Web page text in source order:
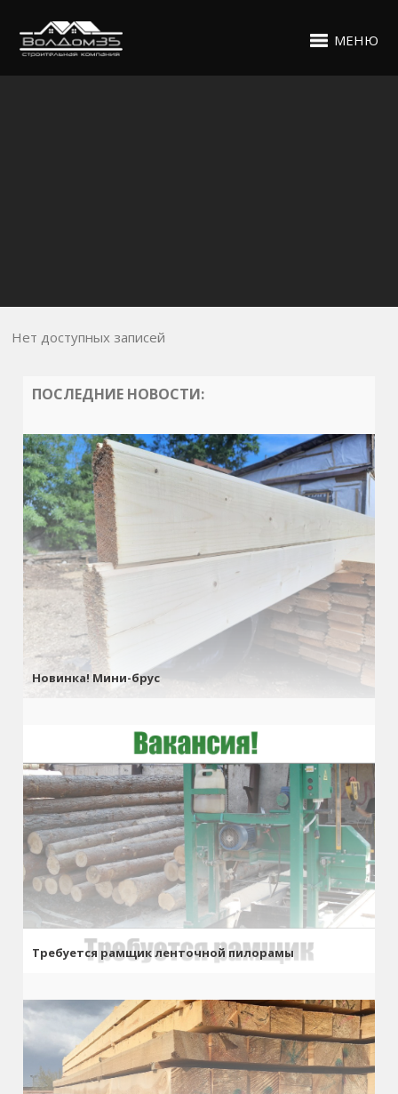
МЕНЮ
Нет доступных записей
ПОСЛЕДНИЕ НОВОСТИ:
Новинка! Мини-брус
Требуется рамщик ленточной пилорамы